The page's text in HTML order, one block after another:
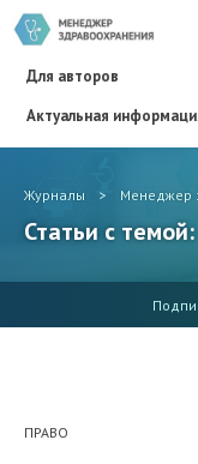
Для авторов
Актуальная
Журналы > Менеджер
Статьи с
ПРАВО